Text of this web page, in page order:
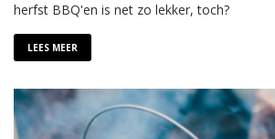
herfst BBQ'en is net zo lekker, toch?
LEES MEER